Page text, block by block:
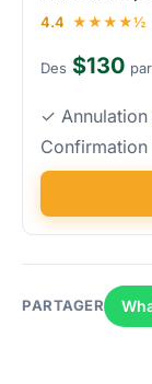
4.4 ★★★★½
Des $130
✓
PARTAGER